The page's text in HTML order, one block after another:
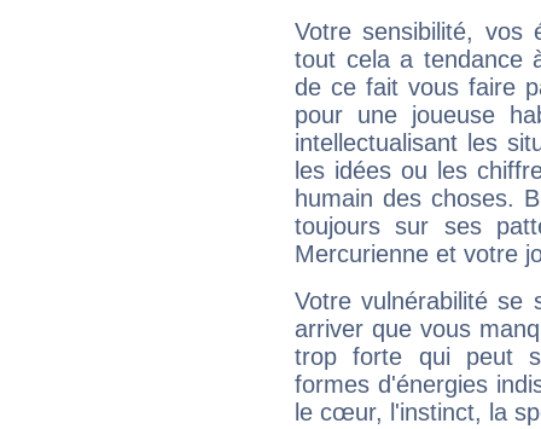
Votre sensibilité,
tout cela a tendance
de ce fait vous faire
pour une joueuse
intellectualisant les
les idées ou les
humain des choses.
toujours sur ses
Mercurienne et votre
Votre vulnérabilité se
arriver que vous
trop forte qui peut
formes d'énergies
le cœur, l'instinct, la